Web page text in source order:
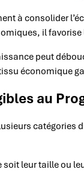
à consolider
il
peut
économique
au
catégories
soit leur taille ou